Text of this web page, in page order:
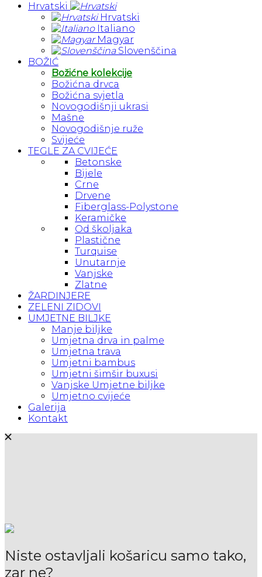
Hrvatski
Hrvatski
Italiano
Magyar
Slovenščina
BOŽIĆ
Božićne kolekcije
Božićna drvca
Božićna svjetla
Novogodišnji ukrasi
Mašne
Novogodišnje ruže
Svijeće
TEGLE ZA CVIJEĆE
Betonske
Bijele
Crne
Drvene
Fiberglass-Polystone
Keramičke
Od školjaka
Plastične
Turquise
Unutarnje
Vanjske
Zlatne
ŽARDINJERE
ZELENI ZIDOVI
UMJETNE BILJKE
Manje biljke
Umjetna drva in palme
Umjetna trava
Umjetni bambus
Umjetni šimšir buxusi
Vanjske Umjetne biljke
Umjetno cvijeće
Galerija
Kontakt
Niste ostavljali košaricu samo tako,
zar ne?